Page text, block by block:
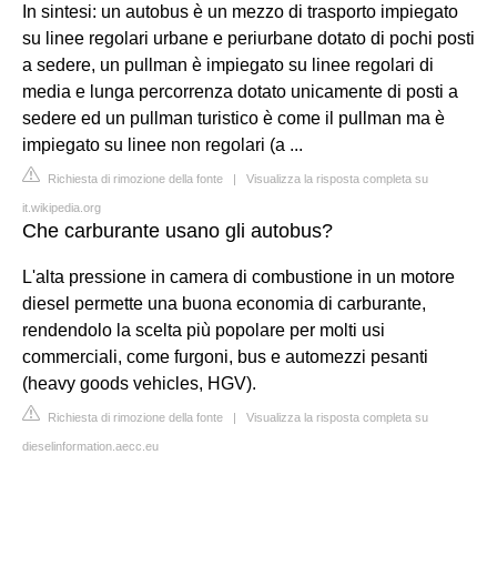
In sintesi: un autobus è un mezzo di trasporto impiegato
su linee regolari urbane e periurbane dotato di pochi posti
a sedere, un pullman è impiegato su linee regolari di
media e lunga percorrenza dotato unicamente di posti a
sedere ed un pullman turistico è come il pullman ma è
impiegato su linee non regolari (a ...
Richiesta di rimozione della fonte | Visualizza la risposta completa su
it.wikipedia.org
Che carburante usano gli autobus?
L'alta pressione in camera di combustione in un motore
diesel permette una buona economia di carburante,
rendendolo la scelta più popolare per molti usi
commerciali, come furgoni, bus e automezzi pesanti
(heavy goods vehicles, HGV).
Richiesta di rimozione della fonte | Visualizza la risposta completa su
dieselinformation.aecc.eu